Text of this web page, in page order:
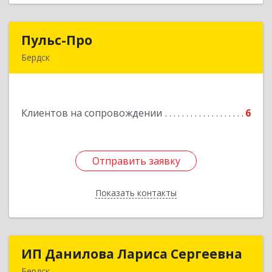
Пульс-Про
Бердск
Клиентов на сопровождении 6
Отправить заявку
Показать контакты
Подробнее
Отправить заявку
Назад
ИП Данилова Лариса Сергеевна
ИП Данилова Лариса Сергеевна